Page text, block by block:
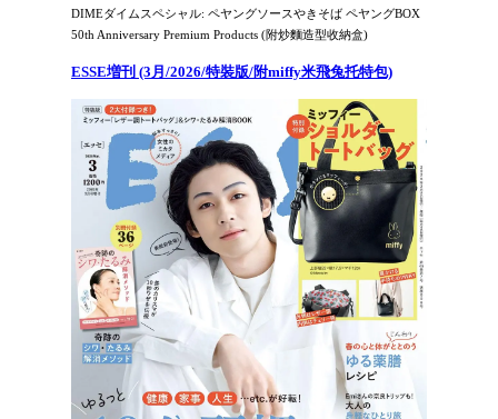
DIMEダイムスペシャル: ペヤングソースやきそば ペヤングBOX
50th Anniversary Premium Products (附炒麵造型收納盒)
ESSE増刊 (3月/2026/特裝版/附miffy米飛兔托特包)